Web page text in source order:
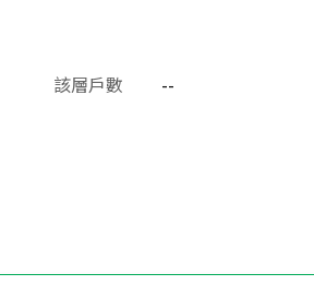
該層戶數
--